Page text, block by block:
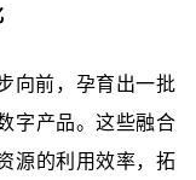
前，孕育出一批
字产品。这些融合
源的利用效率，拓